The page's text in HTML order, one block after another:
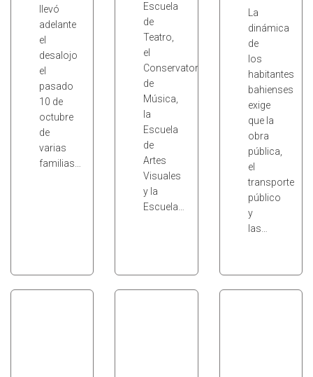
llevó
adelante
el
desalojo
el
pasado
10 de
octubre
de
varias
familias…
Escuela
de
Teatro,
el
Conservatorio
de
Música,
la
Escuela
de
Artes
Visuales
y la
Escuela…
La
dinámica
de
los
habitantes
bahienses
exige
que la
obra
pública,
el
transporte
público
y
las…